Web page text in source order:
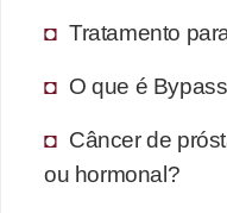
Tratamento
O que é
Câncer de
ou hormonal?